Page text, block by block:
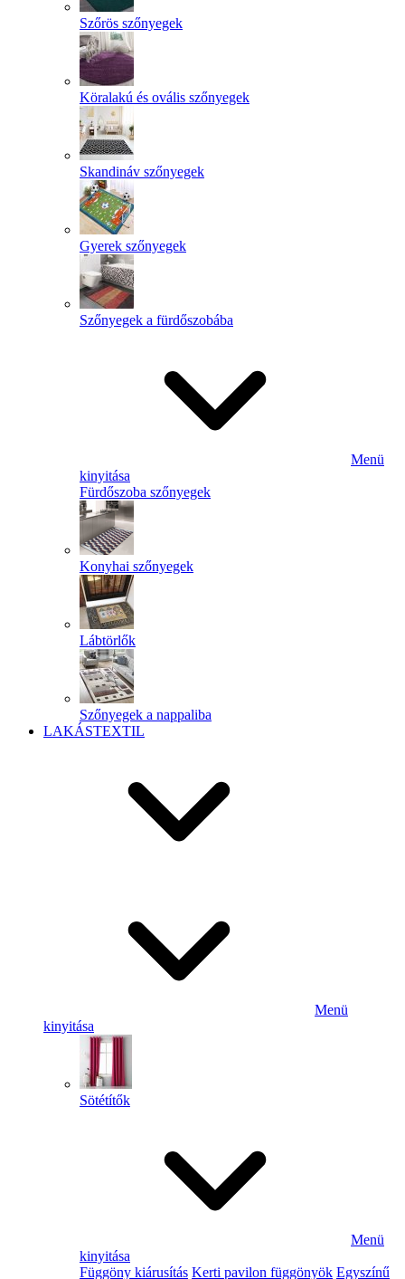
Szőrös szőnyegek
Köralakú és ovális szőnyegek
Skandináv szőnyegek
Gyerek szőnyegek
Szőnyegek a fürdőszobába
Menü
kinyitása
Fürdőszoba szőnyegek
Konyhai szőnyegek
Lábtörlők
Szőnyegek a nappaliba
LAKÁSTEXTIL
Menü
kinyitása
Sötétítők
Menü
kinyitása
Függöny kiárusítás Kerti pavilon függönyök Egyszínű